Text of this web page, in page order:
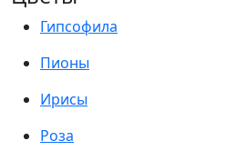
Гипсофила
Пионы
Ирисы
Роза